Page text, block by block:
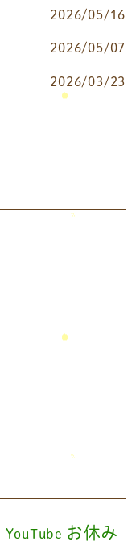
2026/05/16
2026/05/07
2026/03/23
YouTube お休み